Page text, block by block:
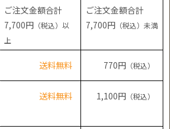
ご注文金額合計
7,700円 （税込）以
上
ご注文金額合計
7,700円 （税込）未満
送料無料 770円 （税込）
送料無料 1,100円 （税込）